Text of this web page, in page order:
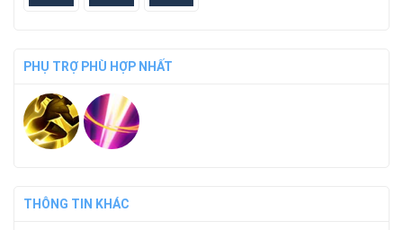
PHỤ TRỢ PHÙ HỢP NHẤT
THÔNG TIN KHÁC